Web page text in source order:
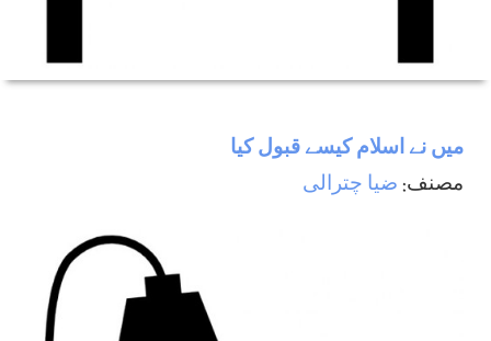
ميں نے اسلام كيسے قبول كيا
مصنف: ضيا چترالی